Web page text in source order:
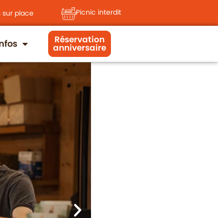
sur place Picnic interdit
Réservation
anniversaire